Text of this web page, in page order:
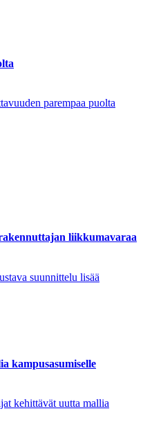
parempaa puolta
liikkumavaraa
suunnittelu lisää
kampusasumiselle
kehittävät uutta mallia